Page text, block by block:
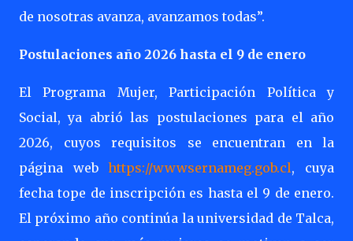
de nosotras avanza, avanzamos todas”.
Postulaciones año 2026 hasta el 9 de enero
El Programa Mujer, Participación Política y
Social, ya abrió las postulaciones para el año
2026, cuyos requisitos se encuentran en la
página webhttps://wwwsernameg.gob.cl, cuya
fecha tope de inscripción es hasta el 9 de enero.
El próximo año continúa la universidad de Talca,